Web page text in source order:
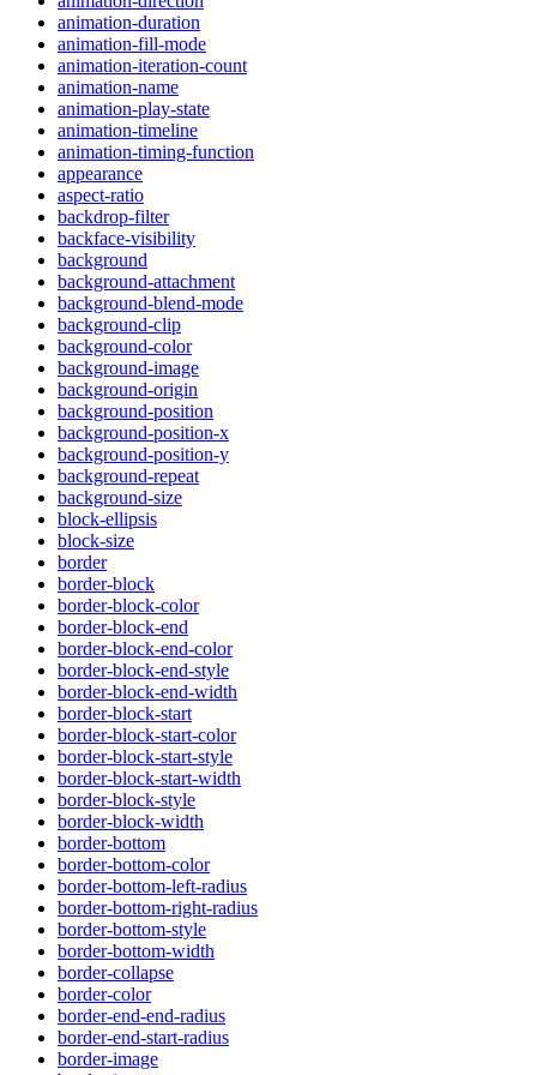
animation-duration
animation-fill-mode
animation-iteration-count
animation-name
animation-play-state
animation-timeline
animation-timing-function
appearance
aspect-ratio
backdrop-filter
backface-visibility
background
background-attachment
background-blend-mode
background-clip
background-color
background-image
background-origin
background-position
background-position-x
background-position-y
background-repeat
background-size
block-ellipsis
block-size
border
border-block
border-block-color
border-block-end
border-block-end-color
border-block-end-style
border-block-end-width
border-block-start
border-block-start-color
border-block-start-style
border-block-start-width
border-block-style
border-block-width
border-bottom
border-bottom-color
border-bottom-left-radius
border-bottom-right-radius
border-bottom-style
border-bottom-width
border-collapse
border-color
border-end-end-radius
border-end-start-radius
border-image